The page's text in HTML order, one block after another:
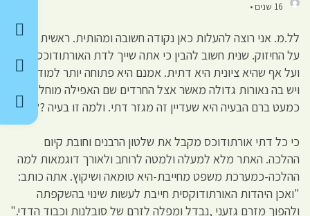
16 שנים •
לל.מ. אני רוצה להעלות כאן נקודה חשובה ומהותית. ראשית תודה
על החיזוק. שנית חשוב להבין כי אתה שייך לדת האורתודוכסית
ועל אף שהיא ציונית היא דתית. אמנם היא פתוחה יותר למודרנה
ויש בה נאורות גדולה מאשר אצל החרדים שם האפילה מוחלטת
כמעט ברם הבעיה היא שעדיין זה מגזר דתי. ולמה זו בעיה ??
כי כל דתי אורתודוכס מקבל את שלטון הרבנים וחובת קיום
ההלכה. האתר מלא למעלה ולמטה לרוחב ולאורך דוגמאות למה
ההלכה-כמערכת משפט מחייבת-היא טומאה ושיקוץ. אתה כותב:
"ואכן היהדות האורתודוקסית חייבת לעשות שינוי בהשקפתה
ולהפוך מזרם גזעני ,נבדל ומפלה לזרם של סובלנות וכבוד הדדי."